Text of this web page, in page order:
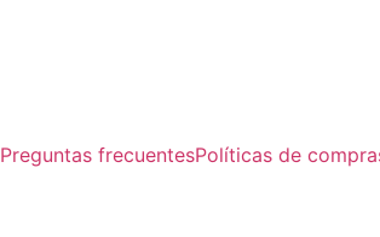
Preguntas frecuentesPolíticas de